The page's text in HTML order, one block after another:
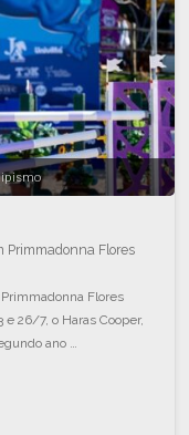
Primmadonna Flores
Flores
26/7, o Haras Cooper,
ano …